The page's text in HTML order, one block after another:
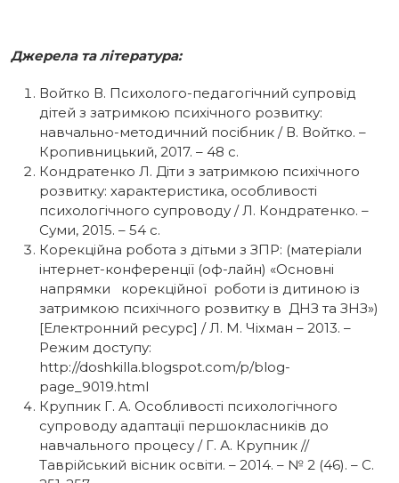
Джерела та література:
Войтко В. Психолого-педагогічний супровід
дітей з затримкою психічного розвитку:
навчально-методичний посібник / В. Войтко. –
Кропивницький, 2017. – 48 с.
Кондратенко Л. Діти з затримкою психічного
розвитку: характеристика, особливості
психологічного супроводу / Л. Кондратенко. –
Суми, 2015. – 54 с.
Корекційна робота з дітьми з ЗПР: (матеріали
інтернет-конференції (оф-лайн) «Основні
напрямки корекційної роботи із дитиною із
затримкою психічного розвитку в ДНЗ та ЗНЗ»)
[Електронний ресурс] / Л. М. Чіхман – 2013. –
Режим доступу:
http://doshkilla.blogspot.com/p/blog-
page_9019.html
Крупник Г. А. Особливості психологічного
супроводу адаптації першокласників до
навчального процесу / Г. А. Крупник //
Таврійський вісник освіти. – 2014. – № 2 (46). – С.